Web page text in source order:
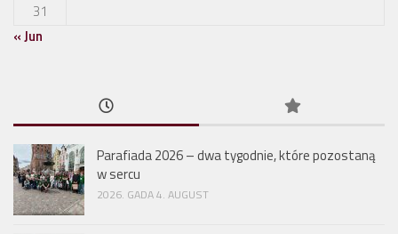
31
« Jun
Parafiada 2026 – dwa tygodnie, które pozostaną
w sercu
2026. GADA 4. AUGUST